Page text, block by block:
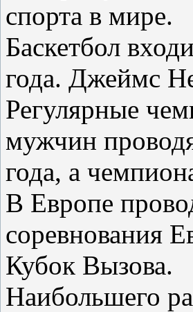
спорта в мире.
Баскетбол
года. Джеймс
Регулярные
мужчин
года, а
В Европе
соревнования
Кубок Вызова.
Наибольшего